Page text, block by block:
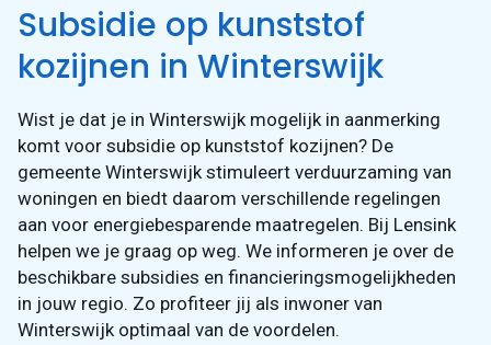
Subsidie op kunststof
kozijnen in Winterswijk
Wist je dat je in Winterswijk mogelijk in aanmerking
komt voor subsidie op kunststof kozijnen? De
gemeente Winterswijk stimuleert verduurzaming van
woningen en biedt daarom verschillende regelingen
aan voor energiebesparende maatregelen. Bij Lensink
helpen we je graag op weg. We informeren je over de
beschikbare subsidies en financieringsmogelijkheden
in jouw regio. Zo profiteer jij als inwoner van
Winterswijk optimaal van de voordelen.